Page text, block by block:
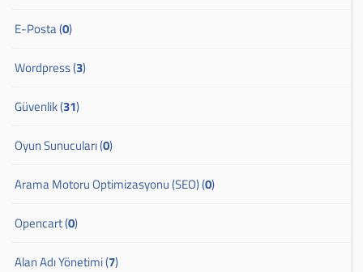
E-Posta (0)
Wordpress (3)
Güvenlik (31)
Oyun Sunucuları (0)
Arama Motoru Optimizasyonu (SEO) (0)
Opencart (0)
Alan Adı Yönetimi (7)